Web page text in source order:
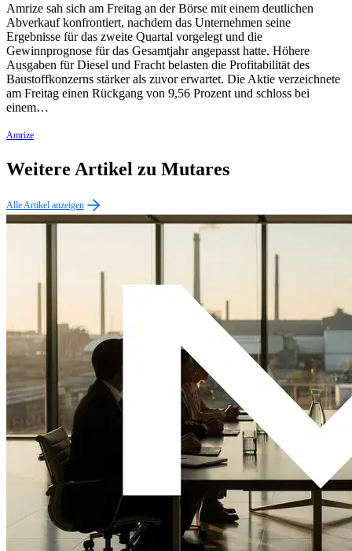
Amrize sah sich am Freitag an der Börse mit einem deutlichen
Abverkauf konfrontiert, nachdem das Unternehmen seine
Ergebnisse für das zweite Quartal vorgelegt und die
Gewinnprognose für das Gesamtjahr angepasst hatte. Höhere
Ausgaben für Diesel und Fracht belasten die Profitabilität des
Baustoffkonzerns stärker als zuvor erwartet. Die Aktie verzeichnete
am Freitag einen Rückgang von 9,56 Prozent und schloss bei
einem…
Amrize
Weitere Artikel zu Mutares
Alle Artikel anzeigen